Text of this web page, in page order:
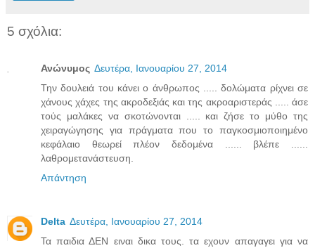
5 σχόλια:
Ανώνυμος Δευτέρα, Ιανουαρίου 27, 2014
Την δουλειά του κάνει ο άνθρωπος ..... δολώματα ρίχνει σε
χάνους χάχες της ακροδεξιάς και της ακροαριστεράς ..... άσε
τούς μαλάκες να σκοτώνονται ..... και ζήσε το μύθο της
χειραγώγησης για πράγματα που το παγκοσμιοποιημένο
κεφάλαιο θεωρεί πλέον δεδομένα ...... βλέπε ......
λαθρομετανάστευση.
Απάντηση
Delta Δευτέρα, Ιανουαρίου 27, 2014
Τα παιδια ΔΕΝ ειναι δικα τους. τα εχουν απαγαγει για να